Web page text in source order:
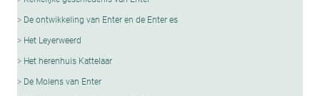
De ontwikkeling van Enter en de Enter es
Het Leyerweerd
Het herenhuis Kattelaar
De Molens van Enter